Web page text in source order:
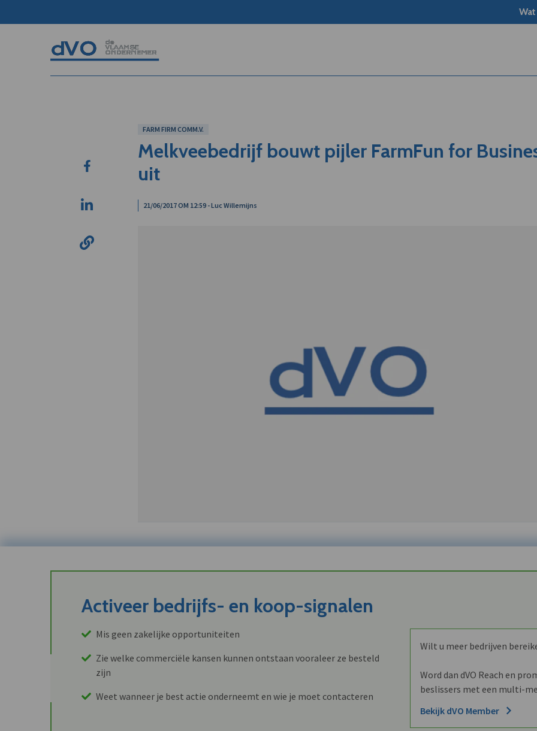
FARM FIRM COMM.V.
Melkveebedrijf bouwt pijler FarmFun for
uit
21/06/2017 OM 12:59 - Luc Willemijns
Activeer bedrijfs- en koop-signalen
Mis geen zakelijke opportuniteiten
Zie welke commerciële kansen kunnen ontstaan vooraleer ze besteld
zijn
Weet wanneer je best actie onderneemt en wie je moet contacteren
Wilt u meer bedrijven
Word dan dVO Reach en
beslissers met een multi-
Bekijk dVO Member